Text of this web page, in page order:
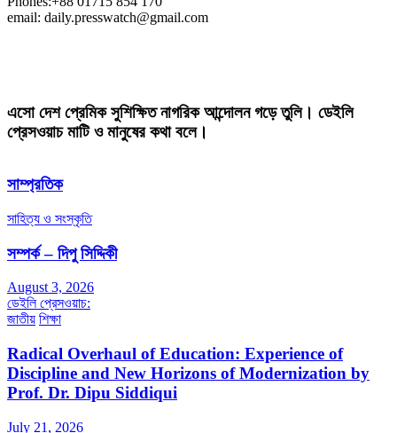
email: daily.presswatch@gmail.com
এসো দেশ প্রেমিক সুশিক্ষিত নাগরিক আন্দোলন গড়ে তুলি। ডেইলি
প্রেসওয়াচ মাটি ও মানুষের কথা বলে।
সাম্প্রতিক
সাহিত্য ও সংস্কৃতি
সম্পর্ক – দিপু সিদ্দিকী
August 3, 2026
ডেইলি প্রেসওয়াচ:
জাতীয় শিক্ষা
Radical Overhaul of Education: Experience of
Discipline and New Horizons of Modernization by
Prof. Dr. Dipu Siddiqui
July 21, 2026